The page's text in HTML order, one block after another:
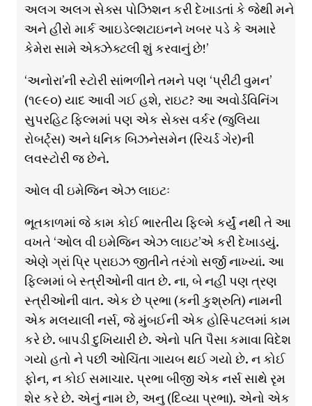
અલગ અલગ સેક્સ પોઝિશન કરી દેખાડતાં કે જેથી મને
અને હીરો માર્ક આઇડેલ્શટાઇનને ખબર પડે કે અમારે
કેમેરા સામે એક્ઝેક્ટલી શું કરવાનું છે!’
‘અનોરા’ની સ્ટોરી સાંભળીને તમને પણ ‘પ્રીટી વુમન’
(૧૯૯૦) યાદ આવી ગઈ હશે, રાઇટ? આ અવોર્ડવિનિંગ
સુપરહિટ ફિલ્મમાં પણ એક સેક્સ વર્કર (જુલિયા
રોબર્ટ્સ) અને ધનિક બિઝનેસમેન (રિચર્ડ ગેર)ની
લવસ્ટોરી જ છેને.
ઓલ વી ઇમેજિન એઝ લાઇટઃ
ભૂતકાળમાં જે કામ કોઈ ભારતીય ફિલ્મે કર્યું નથી તે આ
વખતે ‘ઓલ વી ઇમેજિન એઝ લાઇટ’એ કરી દેખાડયું.
એણે ગ્રાં પ્રિ પ્રાઇઝ જીતીને તરંગો સર્જી નાખ્યાં. આ
ફિલ્મમાં બે સ્ત્રીઓની વાત છે. ના, બે નહીં પણ ત્રણ
સ્ત્રીઓની વાત. એક છે પ્રભા (કની કુશ્રુતિ) નામની
એક મલયાલી નર્સ, જે મુંબઈની એક હોસ્પિટલમાં કામ
કરે છે. બાપડી દુખિયારી છે. એનો પતિ પૈસા કમાવા વિદેશ
ગયો હતો ને પછી ઓચિંતા ગાયબ થઈ ગયો છે. ન કોઈ
ફોન, ન કોઈ સમાચાર. પ્રભા બીજી એક નર્સ સાથે રૃમ
શેર કરે છે. એનું નામ છે, અનુ (દિવ્યા પ્રભા). એનો એક